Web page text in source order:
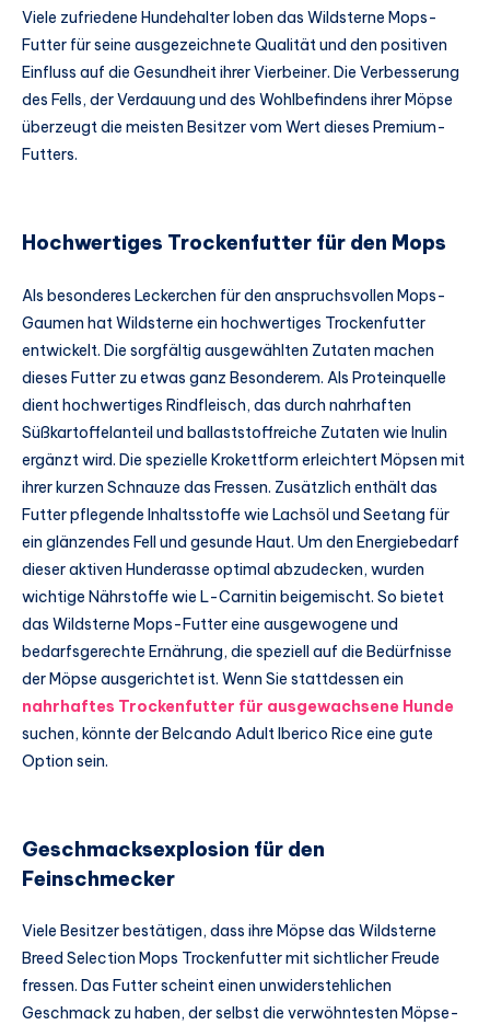
Viele zufriedene Hundehalter loben das Wildsterne Mops-
Futter für seine ausgezeichnete Qualität und den positiven
Einfluss auf die Gesundheit ihrer Vierbeiner. Die Verbesserung
des Fells, der Verdauung und des Wohlbefindens ihrer Möpse
überzeugt die meisten Besitzer vom Wert dieses Premium-
Futters.
Hochwertiges Trockenfutter für den Mops
Als besonderes Leckerchen für den anspruchsvollen Mops-
Gaumen hat Wildsterne ein hochwertiges Trockenfutter
entwickelt. Die sorgfältig ausgewählten Zutaten machen
dieses Futter zu etwas ganz Besonderem. Als Proteinquelle
dient hochwertiges Rindfleisch, das durch nahrhaften
Süßkartoffelanteil und ballaststoffreiche Zutaten wie Inulin
ergänzt wird. Die spezielle Krokettform erleichtert Möpsen mit
ihrer kurzen Schnauze das Fressen. Zusätzlich enthält das
Futter pflegende Inhaltsstoffe wie Lachsöl und Seetang für
ein glänzendes Fell und gesunde Haut. Um den Energiebedarf
dieser aktiven Hunderasse optimal abzudecken, wurden
wichtige Nährstoffe wie L-Carnitin beigemischt. So bietet
das Wildsterne Mops-Futter eine ausgewogene und
bedarfsgerechte Ernährung, die speziell auf die Bedürfnisse
der Möpse ausgerichtet ist. Wenn Sie stattdessen ein
nahrhaftes Trockenfutter für ausgewachsene Hunde
suchen, könnte der Belcando Adult Iberico Rice eine gute
Option sein.
Geschmacksexplosion für den
Feinschmecker
Viele Besitzer bestätigen, dass ihre Möpse das Wildsterne
Breed Selection Mops Trockenfutter mit sichtlicher Freude
fressen. Das Futter scheint einen unwiderstehlichen
Geschmack zu haben, der selbst die verwöhntesten Möpse-